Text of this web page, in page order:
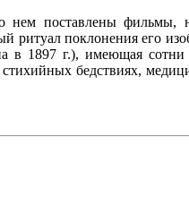
поставлены фильмы,
поклонения его
в 1897 г.), имеющая
бедствиях,